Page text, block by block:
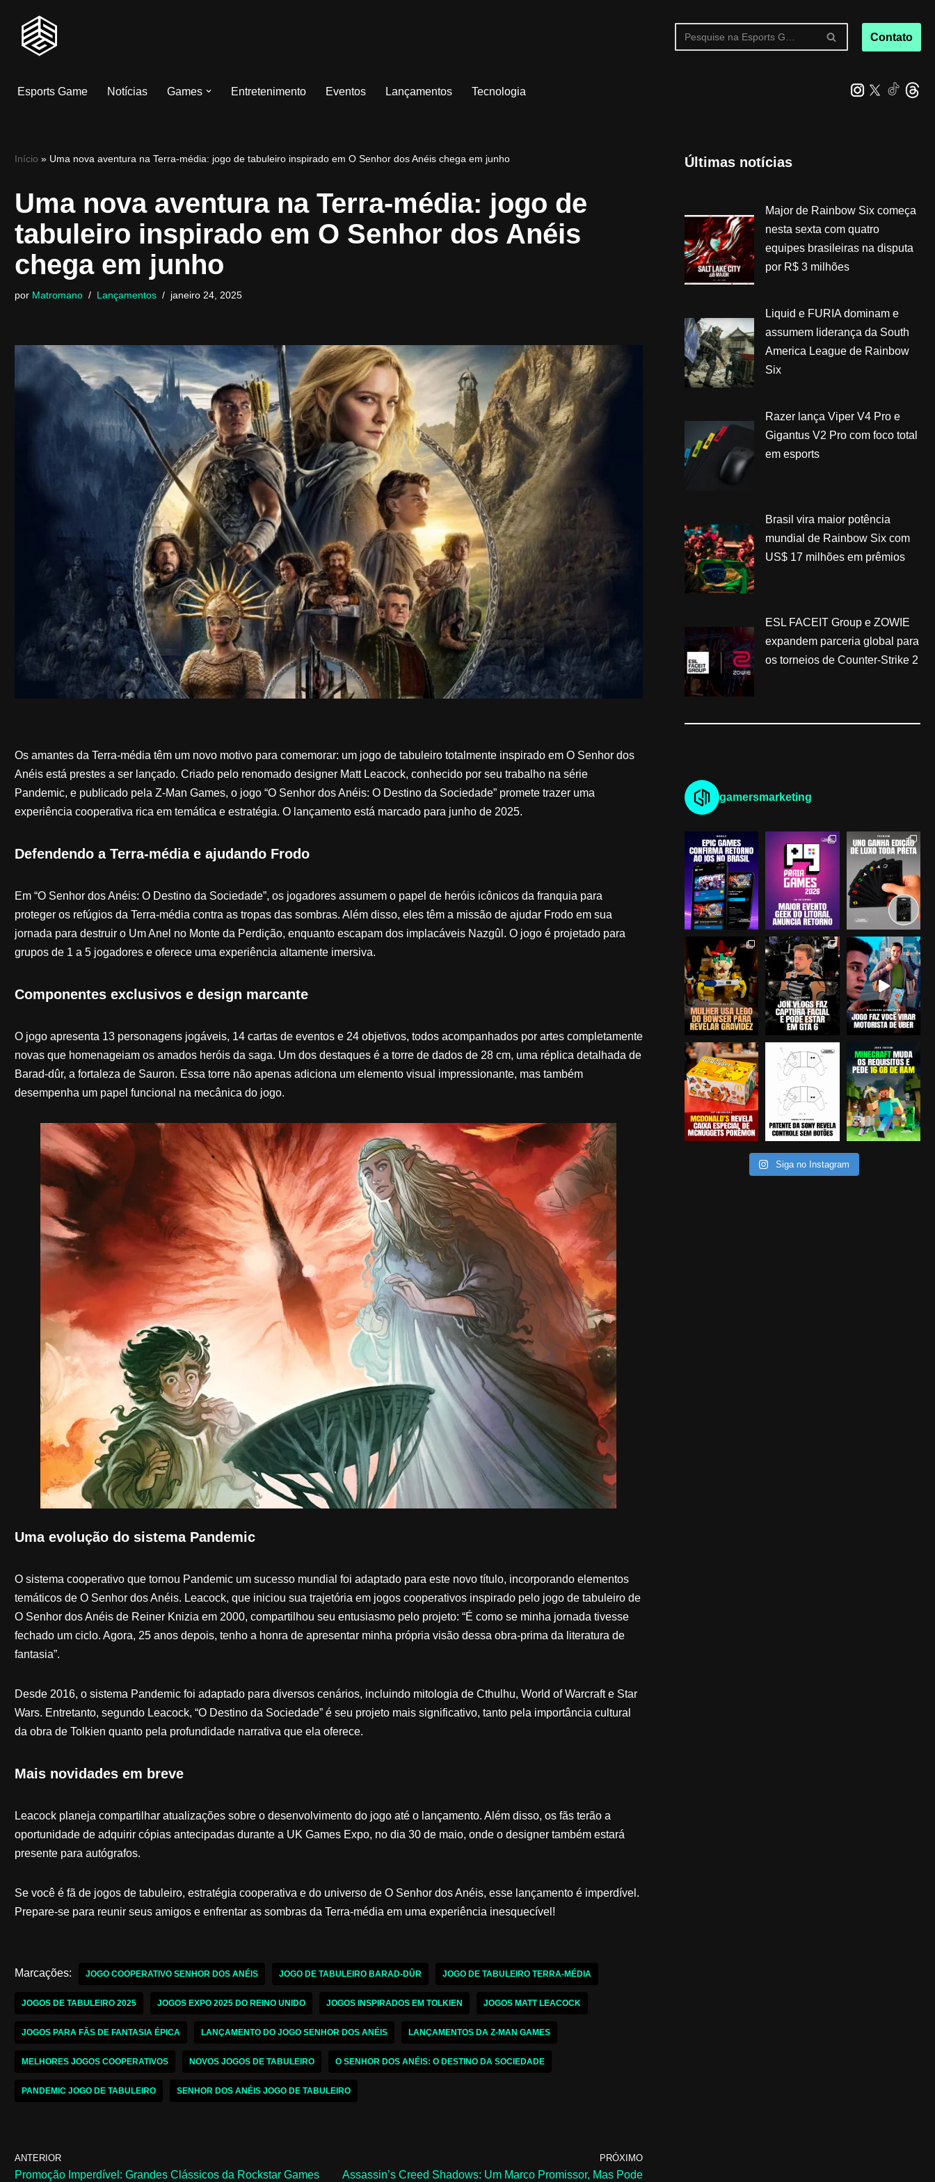
Pular
conteúdo
Contato
Esports Game Notícias Games Entretenimento Eventos Lançamentos Tecnologia
Início » Uma nova aventura na Terra-média: jogo de tabuleiro inspirado em O Senhor dos Anéis chega em junho
Uma nova aventura na Terra-média: jogo de
tabuleiro inspirado em O Senhor dos Anéis
chega em junho
por Matromano Lançamentos janeiro 24, 2025
Os amantes da Terra-média têm um novo motivo para comemorar: um jogo de tabuleiro totalmente inspirado em O Senhor dos
Anéis está prestes a ser lançado. Criado pelo renomado designer Matt Leacock, conhecido por seu trabalho na série
Pandemic, e publicado pela Z-Man Games, o jogo “O Senhor dos Anéis: O Destino da Sociedade” promete trazer uma
experiência cooperativa rica em temática e estratégia. O lançamento está marcado para junho de 2025.
Defendendo a Terra-média e ajudando Frodo
Em “O Senhor dos Anéis: O Destino da Sociedade”, os jogadores assumem o papel de heróis icônicos da franquia para
proteger os refúgios da Terra-média contra as tropas das sombras. Além disso, eles têm a missão de ajudar Frodo em sua
jornada para destruir o Um Anel no Monte da Perdição, enquanto escapam dos implacáveis Nazgûl. O jogo é projetado para
grupos de 1 a 5 jogadores e oferece uma experiência altamente imersiva.
Componentes exclusivos e design marcante
O jogo apresenta 13 personagens jogáveis, 14 cartas de eventos e 24 objetivos, todos acompanhados por artes completamente
novas que homenageiam os amados heróis da saga. Um dos destaques é a torre de dados de 28 cm, uma réplica detalhada de
Barad-dûr, a fortaleza de Sauron. Essa torre não apenas adiciona um elemento visual impressionante, mas também
desempenha um papel funcional na mecânica do jogo.
Uma evolução do sistema Pandemic
O sistema cooperativo que tornou Pandemic um sucesso mundial foi adaptado para este novo título, incorporando elementos
temáticos de O Senhor dos Anéis. Leacock, que iniciou sua trajetória em jogos cooperativos inspirado pelo jogo de tabuleiro de
O Senhor dos Anéis de Reiner Knizia em 2000, compartilhou seu entusiasmo pelo projeto: “É como se minha jornada tivesse
fechado um ciclo. Agora, 25 anos depois, tenho a honra de apresentar minha própria visão dessa obra-prima da literatura de
fantasia”.
Desde 2016, o sistema Pandemic foi adaptado para diversos cenários, incluindo mitologia de Cthulhu, World of Warcraft e Star
Wars. Entretanto, segundo Leacock, “O Destino da Sociedade” é seu projeto mais significativo, tanto pela importância cultural
da obra de Tolkien quanto pela profundidade narrativa que ela oferece.
Mais novidades em breve
Leacock planeja compartilhar atualizações sobre o desenvolvimento do jogo até o lançamento. Além disso, os fãs terão a
oportunidade de adquirir cópias antecipadas durante a UK Games Expo, no dia 30 de maio, onde o designer também estará
presente para autógrafos.
Se você é fã de jogos de tabuleiro, estratégia cooperativa e do universo de O Senhor dos Anéis, esse lançamento é imperdível.
Prepare-se para reunir seus amigos e enfrentar as sombras da Terra-média em uma experiência inesquecível!
Marcações: JOGO COOPERATIVO SENHOR DOS ANÉIS JOGO DE TABULEIRO BARAD-DÛR JOGO DE TABULEIRO TERRA-MÉDIA
JOGOS DE TABULEIRO 2025 JOGOS EXPO 2025 DO REINO UNIDO JOGOS INSPIRADOS EM TOLKIEN JOGOS MATT LEACOCK
JOGOS PARA FÃS DE FANTASIA ÉPICA LANÇAMENTO DO JOGO SENHOR DOS ANÉIS LANÇAMENTOS DA Z-MAN GAMES
MELHORES JOGOS COOPERATIVOS NOVOS JOGOS DE TABULEIRO O SENHOR DOS ANÉIS: O DESTINO DA SOCIEDADE
PANDEMIC JOGO DE TABULEIRO SENHOR DOS ANÉIS JOGO DE TABULEIRO
ANTERIOR
Promoção Imperdível: Grandes Clássicos da Rockstar Games
PRÓXIMO
Assassin’s Creed Shadows: Um Marco Promissor, Mas Pode
Últimas notícias
Major de Rainbow Six começa
nesta sexta com quatro
equipes brasileiras na disputa
por R$ 3 milhões
Liquid e FURIA dominam e
assumem liderança da South
America League de Rainbow
Six
Razer lança Viper V4 Pro e
Gigantus V2 Pro com foco total
em esports
Brasil vira maior potência
mundial de Rainbow Six com
US$ 17 milhões em prêmios
ESL FACEIT Group e ZOWIE
expandem parceria global para
os torneios de Counter-Strike 2
gamersmarketing
Siga no Instagram